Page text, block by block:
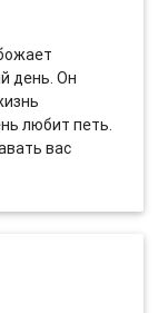
день. Он
любит петь.
вас